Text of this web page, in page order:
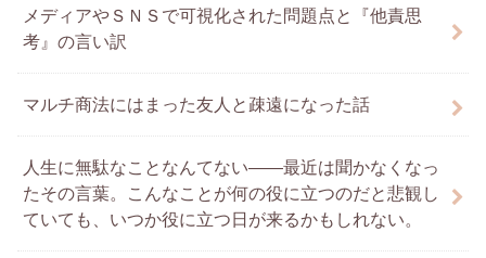
メディアやＳＮＳで可視化された問題点と『他責思
考』の言い訳
マルチ商法にはまった友人と疎遠になった話
人生に無駄なことなんてない――最近は聞かなくなっ
たその言葉。こんなことが何の役に立つのだと悲観し
ていても、いつか役に立つ日が来るかもしれない。